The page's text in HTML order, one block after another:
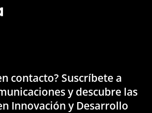
contacto? Suscríbete a
y descubre las
Innovación y Desarrollo